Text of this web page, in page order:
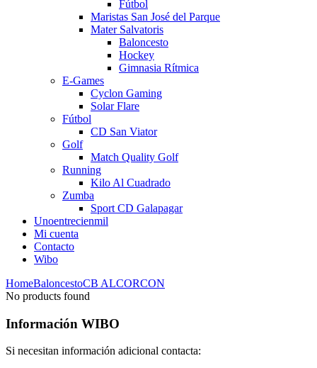
Fútbol
Maristas San José del Parque
Mater Salvatoris
Baloncesto
Hockey
Gimnasia Rítmica
E-Games
Cyclon Gaming
Solar Flare
Fútbol
CD San Viator
Golf
Match Quality Golf
Running
Kilo Al Cuadrado
Zumba
Sport CD Galapagar
Unoentrecienmil
Mi cuenta
Contacto
Wibo
HomeBaloncestoCB ALCORCON
No products found
Información WIBO
Si necesitan información adicional contacta: